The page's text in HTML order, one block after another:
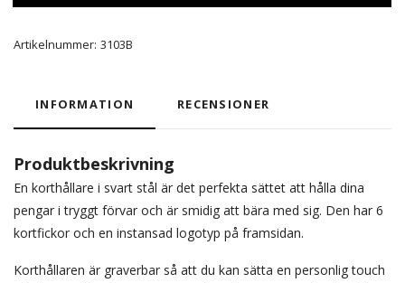
Artikelnummer: 3103B
INFORMATION RECENSIONER
Produktbeskrivning
En korthållare i svart stål är det perfekta sättet att hålla dina
pengar i tryggt förvar och är smidig att bära med sig. Den har 6
kortfickor och en instansad logotyp på framsidan.
Korthållaren är graverbar så att du kan sätta en personlig touch